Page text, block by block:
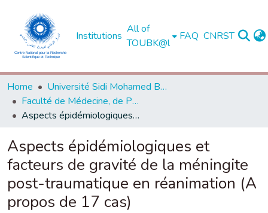
Institutions
All of
TOUBK@l
FAQ CNRST
Home
Université Sidi Mohamed Ben Abdellah de Fès
Faculté de Médecine, de Pharmacie et de Médecine Dentaire - Fès
Aspects épidémiologiques et facteurs de gravité de la méningite post-traumatique en réanimation (A propos de 17 cas)
Aspects épidémiologiques et
facteurs de gravité de la méningite
post-traumatique en réanimation (A
propos de 17 cas)